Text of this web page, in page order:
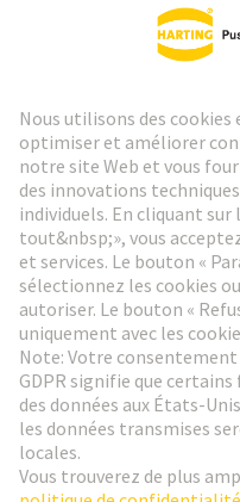
Aller à l'inscription
Social Media
Suisse Français